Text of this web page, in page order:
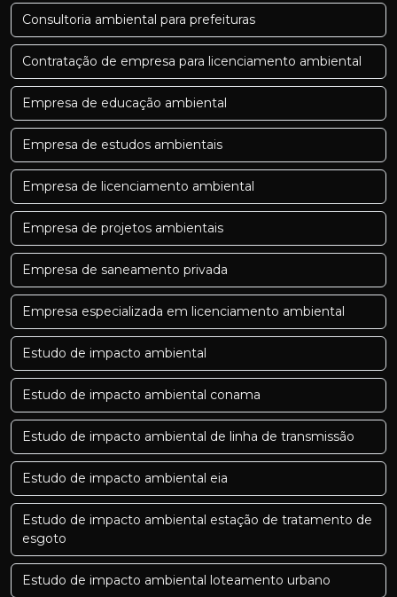
Consultoria ambiental para prefeituras
Contratação de empresa para licenciamento ambiental
Empresa de educação ambiental
Empresa de estudos ambientais
Empresa de licenciamento ambiental
Empresa de projetos ambientais
Empresa de saneamento privada
Empresa especializada em licenciamento ambiental
Estudo de impacto ambiental
Estudo de impacto ambiental conama
Estudo de impacto ambiental de linha de transmissão
Estudo de impacto ambiental eia
Estudo de impacto ambiental estação de tratamento de
esgoto
Estudo de impacto ambiental loteamento urbano